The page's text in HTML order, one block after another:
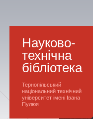
Науково-
технічна
бібліотека
Тернопільський
національний технічний
університет імені Івана
Пулюя